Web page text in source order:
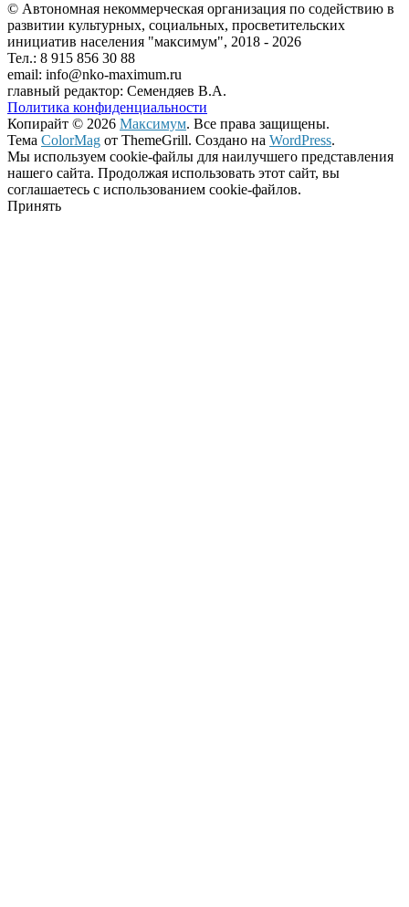
© Автономная некоммерческая организация по содействию в
развитии культурных, социальных, просветительских
инициатив населения "максимум", 2018 - 2026
Тел.: 8 915 856 30 88
email: info@nko-maximum.ru
главный редактор: Семендяев В.А.
Политика конфиденциальности
Копирайт © 2026 Максимум. Все права защищены.
Тема ColorMag от ThemeGrill. Создано на WordPress.
Мы используем cookie-файлы для наилучшего представления
нашего сайта. Продолжая использовать этот сайт, вы
соглашаетесь с использованием cookie-файлов.
Принять